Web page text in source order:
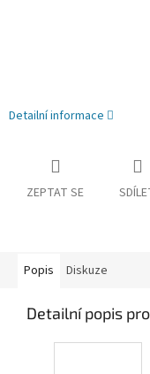
Detailní informace
ZEPTAT SE
Popis Diskuze
Detailní popis